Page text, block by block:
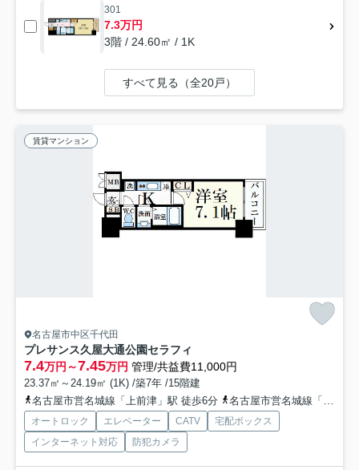
301
7.3万円
3階 / 24.60㎡ / 1K
すべて見る（全20戸）
賃貸マンション
名古屋市中区千代田
プレサンス久屋大通公園セラフィ
7.4万円～7.45万円 管理/共益費11,000円
23.37㎡～24.19㎡ (1K) /築7年 /15階建
名古屋市営名城線「上前津」駅 徒歩6分
名古屋市営名城線「矢場町」駅 徒歩7分
オートロック エレベーター CATV
宅配ボックス
インターネット対応
防犯カメラ